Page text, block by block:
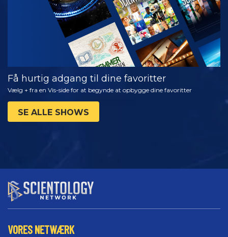
Få hurtig adgang til dine favoritter
Vælg + fra en Vis-side for at begynde at opbygge dine favoritter
SE ALLE SHOWS
VORES NETWÆRK